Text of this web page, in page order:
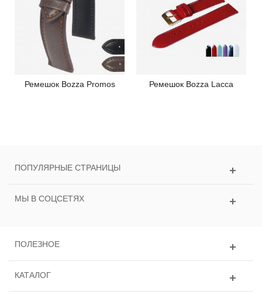
Ремешок Bozza Promos Ремешок Bozza Lacca
ПОПУЛЯРНЫЕ СТРАНИЦЫ
МЫ В СОЦСЕТЯХ
ПОЛЕЗНОЕ
КАТАЛОГ